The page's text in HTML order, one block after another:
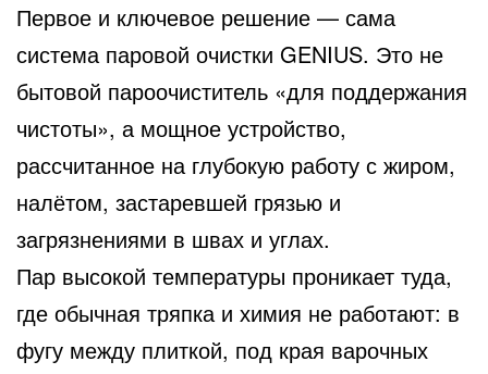
Первое и ключевое решение — сама
система паровой очистки GENIUS. Это не
бытовой пароочиститель «для поддержания
чистоты», а мощное устройство,
рассчитанное на глубокую работу с жиром,
налётом, застаревшей грязью и
загрязнениями в швах и углах.
Пар высокой температуры проникает туда,
где обычная тряпка и химия не работают: в
фугу между плиткой, под края варочных